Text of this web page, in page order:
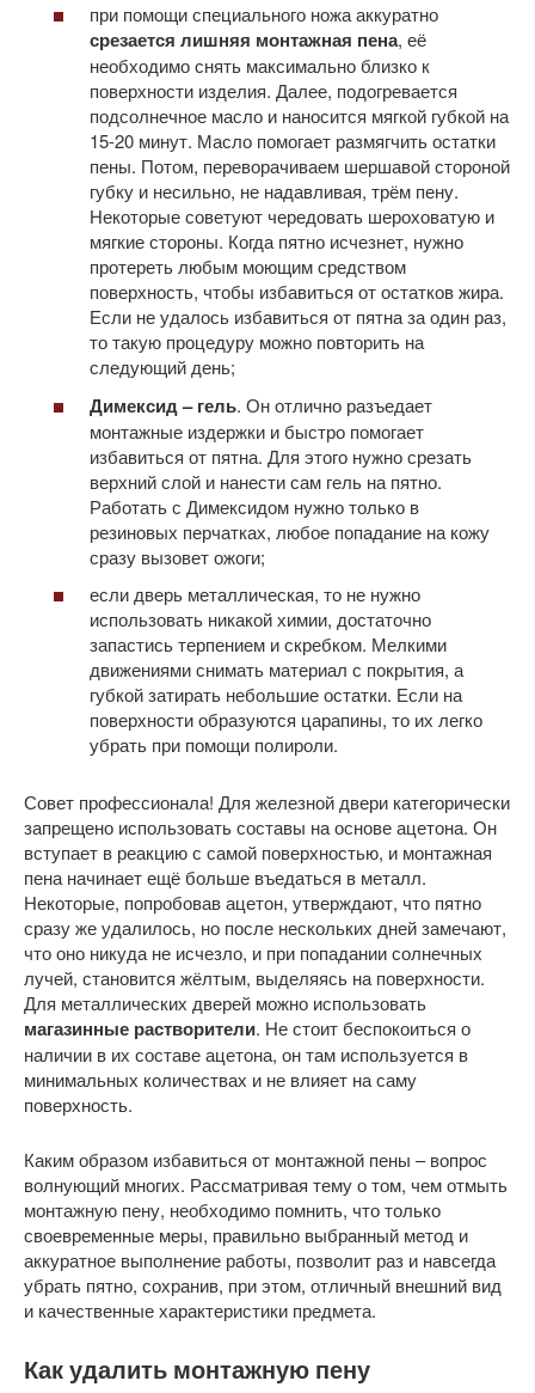
при помощи специального ножа аккуратно
срезается лишняя монтажная пена, её
необходимо снять максимально близко к
поверхности изделия. Далее, подогревается
подсолнечное масло и наносится мягкой губкой на
15-20 минут. Масло помогает размягчить остатки
пены. Потом, переворачиваем шершавой стороной
губку и несильно, не надавливая, трём пену.
Некоторые советуют чередовать шероховатую и
мягкие стороны. Когда пятно исчезнет, нужно
протереть любым моющим средством
поверхность, чтобы избавиться от остатков жира.
Если не удалось избавиться от пятна за один раз,
то такую процедуру можно повторить на
следующий день;
Димексид – гель. Он отлично разъедает
монтажные издержки и быстро помогает
избавиться от пятна. Для этого нужно срезать
верхний слой и нанести сам гель на пятно.
Работать с Димексидом нужно только в
резиновых перчатках, любое попадание на кожу
сразу вызовет ожоги;
если дверь металлическая, то не нужно
использовать никакой химии, достаточно
запастись терпением и скребком. Мелкими
движениями снимать материал с покрытия, а
губкой затирать небольшие остатки. Если на
поверхности образуются царапины, то их легко
убрать при помощи полироли.
Совет профессионала! Для железной двери категорически
запрещено использовать составы на основе ацетона. Он
вступает в реакцию с самой поверхностью, и монтажная
пена начинает ещё больше въедаться в металл.
Некоторые, попробовав ацетон, утверждают, что пятно
сразу же удалилось, но после нескольких дней замечают,
что оно никуда не исчезло, и при попадании солнечных
лучей, становится жёлтым, выделяясь на поверхности.
Для металлических дверей можно использовать
магазинные растворители. Не стоит беспокоиться о
наличии в их составе ацетона, он там используется в
минимальных количествах и не влияет на саму
поверхность.
Каким образом избавиться от монтажной пены – вопрос
волнующий многих. Рассматривая тему о том, чем отмыть
монтажную пену, необходимо помнить, что только
своевременные меры, правильно выбранный метод и
аккуратное выполнение работы, позволит раз и навсегда
убрать пятно, сохранив, при этом, отличный внешний вид
и качественные характеристики предмета.
Как удалить монтажную пену